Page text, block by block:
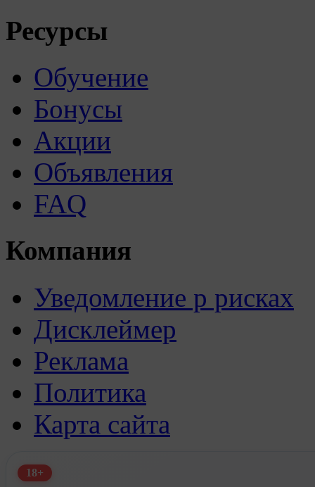
Ресурсы
Обучение
Бонусы
Акции
Объявления
FAQ
Компания
Уведомление р рисках
Дисклеймер
Реклама
Политика
Карта сайта
18+